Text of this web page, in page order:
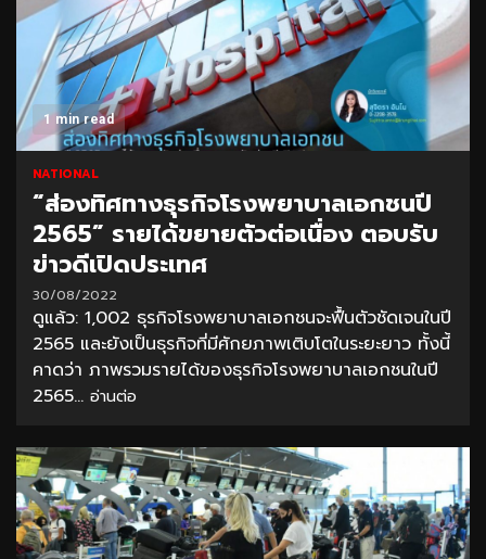
1 min read
NATIONAL
“ส่องทิศทางธุรกิจโรงพยาบาลเอกชนปี
2565” รายได้ขยายตัวต่อเนื่อง ตอบรับ
ข่าวดีเปิดประเทศ
30/08/2022
ดูแล้ว: 1,002 ธุรกิจโรงพยาบาลเอกชนจะฟื้นตัวชัดเจนในปี
2565 และยังเป็นธุรกิจที่มีศักยภาพเติบโตในระยะยาว ทั้งนี้
คาดว่า ภาพรวมรายได้ของธุรกิจโรงพยาบาลเอกชนในปี
2565... อ่านต่อ